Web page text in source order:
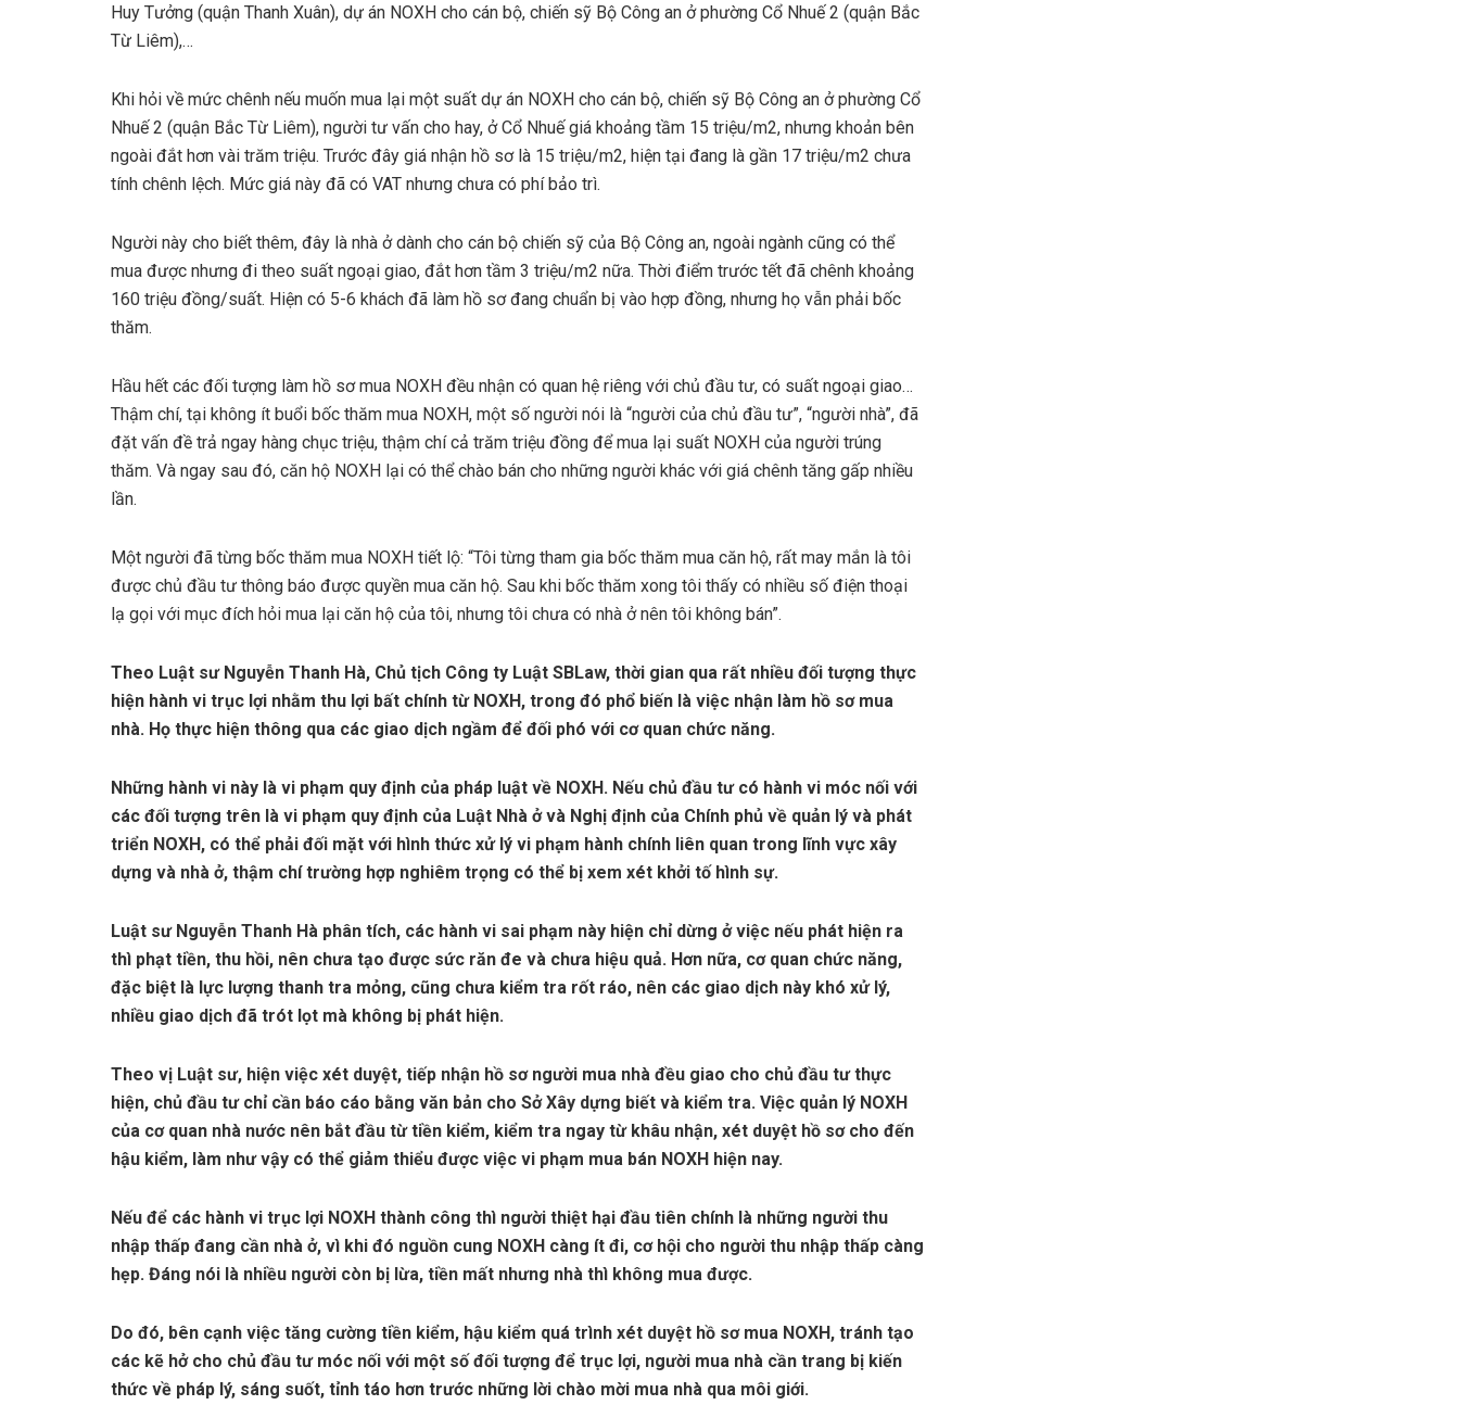
Huy Tưởng (quận Thanh Xuân), dự án NOXH cho cán bộ, chiến sỹ Bộ Công an ở phường Cổ Nhuế 2 (quận Bắc
Từ Liêm),…
Khi hỏi về mức chênh nếu muốn mua lại một suất dự án NOXH cho cán bộ, chiến sỹ Bộ Công an ở phường Cổ
Nhuế 2 (quận Bắc Từ Liêm), người tư vấn cho hay, ở Cổ Nhuế giá khoảng tầm 15 triệu/m2, nhưng khoản bên
ngoài đắt hơn vài trăm triệu. Trước đây giá nhận hồ sơ là 15 triệu/m2, hiện tại đang là gần 17 triệu/m2 chưa
tính chênh lệch. Mức giá này đã có VAT nhưng chưa có phí bảo trì.
Người này cho biết thêm, đây là nhà ở dành cho cán bộ chiến sỹ của Bộ Công an, ngoài ngành cũng có thể
mua được nhưng đi theo suất ngoại giao, đắt hơn tầm 3 triệu/m2 nữa. Thời điểm trước tết đã chênh khoảng
160 triệu đồng/suất. Hiện có 5-6 khách đã làm hồ sơ đang chuẩn bị vào hợp đồng, nhưng họ vẫn phải bốc
thăm.
Hầu hết các đối tượng làm hồ sơ mua NOXH đều nhận có quan hệ riêng với chủ đầu tư, có suất ngoại giao…
Thậm chí, tại không ít buổi bốc thăm mua NOXH, một số người nói là “người của chủ đầu tư”, “người nhà”, đã
đặt vấn đề trả ngay hàng chục triệu, thậm chí cả trăm triệu đồng để mua lại suất NOXH của người trúng
thăm. Và ngay sau đó, căn hộ NOXH lại có thể chào bán cho những người khác với giá chênh tăng gấp nhiều
lần.
Một người đã từng bốc thăm mua NOXH tiết lộ: “Tôi từng tham gia bốc thăm mua căn hộ, rất may mắn là tôi
được chủ đầu tư thông báo được quyền mua căn hộ. Sau khi bốc thăm xong tôi thấy có nhiều số điện thoại
lạ gọi với mục đích hỏi mua lại căn hộ của tôi, nhưng tôi chưa có nhà ở nên tôi không bán”.
Theo Luật sư Nguyễn Thanh Hà, Chủ tịch Công ty Luật SBLaw, thời gian qua rất nhiều đối tượng thực
hiện hành vi trục lợi nhằm thu lợi bất chính từ NOXH, trong đó phổ biến là việc nhận làm hồ sơ mua
nhà. Họ thực hiện thông qua các giao dịch ngầm để đối phó với cơ quan chức năng.
Những hành vi này là vi phạm quy định của pháp luật về NOXH. Nếu chủ đầu tư có hành vi móc nối với
các đối tượng trên là vi phạm quy định của Luật Nhà ở và Nghị định của Chính phủ về quản lý và phát
triển NOXH, có thể phải đối mặt với hình thức xử lý vi phạm hành chính liên quan trong lĩnh vực xây
dựng và nhà ở, thậm chí trường hợp nghiêm trọng có thể bị xem xét khởi tố hình sự.
Luật sư Nguyễn Thanh Hà phân tích, các hành vi sai phạm này hiện chỉ dừng ở việc nếu phát hiện ra
thì phạt tiền, thu hồi, nên chưa tạo được sức răn đe và chưa hiệu quả. Hơn nữa, cơ quan chức năng,
đặc biệt là lực lượng thanh tra mỏng, cũng chưa kiểm tra rốt ráo, nên các giao dịch này khó xử lý,
nhiều giao dịch đã trót lọt mà không bị phát hiện.
Theo vị Luật sư, hiện việc xét duyệt, tiếp nhận hồ sơ người mua nhà đều giao cho chủ đầu tư thực
hiện, chủ đầu tư chỉ cần báo cáo bằng văn bản cho Sở Xây dựng biết và kiểm tra. Việc quản lý NOXH
của cơ quan nhà nước nên bắt đầu từ tiền kiểm, kiểm tra ngay từ khâu nhận, xét duyệt hồ sơ cho đến
hậu kiểm, làm như vậy có thể giảm thiểu được việc vi phạm mua bán NOXH hiện nay.
Nếu để các hành vi trục lợi NOXH thành công thì người thiệt hại đầu tiên chính là những người thu
nhập thấp đang cần nhà ở, vì khi đó nguồn cung NOXH càng ít đi, cơ hội cho người thu nhập thấp càng
hẹp. Đáng nói là nhiều người còn bị lừa, tiền mất nhưng nhà thì không mua được.
Do đó, bên cạnh việc tăng cường tiền kiểm, hậu kiểm quá trình xét duyệt hồ sơ mua NOXH, tránh tạo
các kẽ hở cho chủ đầu tư móc nối với một số đối tượng để trục lợi, người mua nhà cần trang bị kiến
thức về pháp lý, sáng suốt, tỉnh táo hơn trước những lời chào mời mua nhà qua môi giới.